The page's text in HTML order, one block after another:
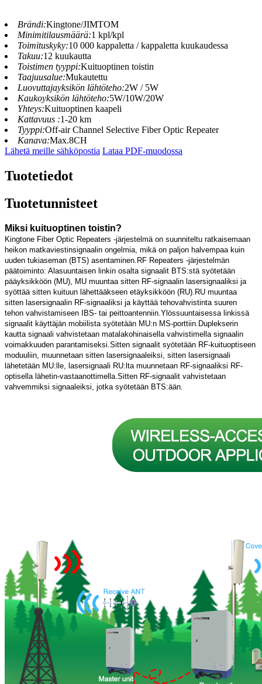
Brändi:Kingtone/JIMTOM
Minimitilausmäärä:1 kpl/kpl
Toimituskyky:10 000 kappaletta / kappaletta kuukaudessa
Takuu:12 kuukautta
Toistimen tyyppi:Kuituoptinen toistin
Taajuusalue:Mukautettu
Luovuttajayksikön lähtöteho:2W / 5W
Kaukoyksikön lähtöteho:5W/10W/20W
Yhteys:Kuituoptinen kaapeli
Kattavuus :1-20 km
Tyyppi:Off-air Channel Selective Fiber Optic Repeater
Kanava:Max.8CH
Lähetä meille sähköpostia Lataa PDF-muodossa
Tuotetiedot
Tuotetunnisteet
Miksi kuituoptinen toistin?
Kingtone Fiber Optic Repeaters -järjestelmä on suunniteltu ratkaisemaan
heikon matkaviestinsignaalin ongelmia, mikä on paljon halvempaa kuin
uuden tukiaseman (BTS) asentaminen.RF Repeaters -järjestelmän
päätoiminto: Alasuuntaisen linkin osalta signaalit BTS:stä syötetään
pääyksikköön (MU), MU muuntaa sitten RF-signaalin lasersignaaliksi ja
syöttää sitten kuituun lähettääkseen etäyksikköön (RU).RU muuntaa
sitten lasersignaalin RF-signaaliksi ja käyttää tehovahvistinta suuren
tehon vahvistamiseen IBS- tai peittoantenniin.Ylössuuntaisessa linkissä
signaalit käyttäjän mobiilista syötetään MU:n MS-porttiin.Duplekserin
kautta signaali vahvistetaan matalakohinaisella vahvistimella signaalin
voimakkuuden parantamiseksi.Sitten signaalit syötetään RF-kuituoptiseen
moduuliin, muunnetaan sitten lasersignaaleiksi, sitten lasersignaali
lähetetään MU:lle, lasersignaali RU:lta muunnetaan RF-signaaliksi RF-
optisella lähetin-vastaanottimella.Sitten RF-signaalit vahvistetaan
vahvemmiksi signaaleiksi, jotka syötetään BTS:ään.